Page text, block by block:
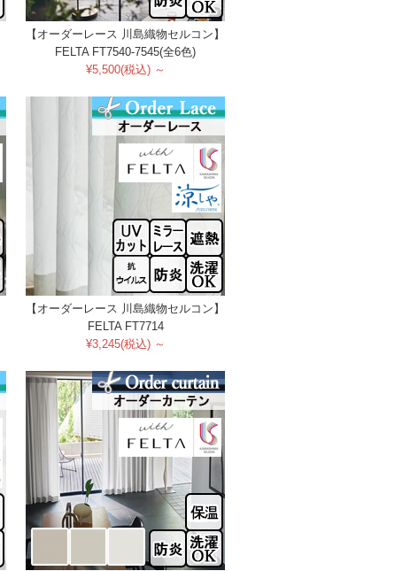
【オーダーレース 川島織物セルコン】
FELTA FT7540-7545(全6色)
¥5,500(税込) ～
【オーダーレース 川島織物セルコン】
FELTA FT7714
¥3,245(税込) ～